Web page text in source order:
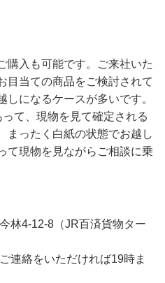
購入も可能です。ご来社いた
目当ての商品をご検討されて
になるケースが多いです。
て、現物を見て確定される
まったく白紙の状態でお越し
て現物を見ながらご相談に乗
林4-12-8（JR百済貨物ター
連絡をいただければ19時ま